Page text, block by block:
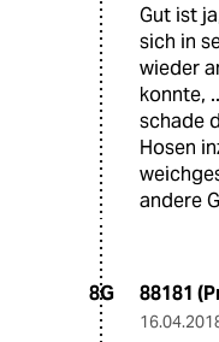
Gut ist
sich in
wieder
konnte,
schade
Hosen
andere
8G 88181